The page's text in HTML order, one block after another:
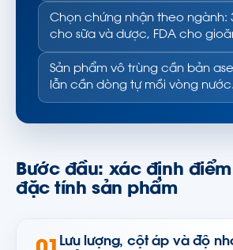
Chọn chứng nhận theo ngành:
cho sữa và dược, FDA cho
Sản phẩm vô trùng cần bản
lẫn cần dòng tự mồi vòng nước.
Bước đầu: xác định
đặc tính sản phẩm
Lưu lượng, cột áp và độ